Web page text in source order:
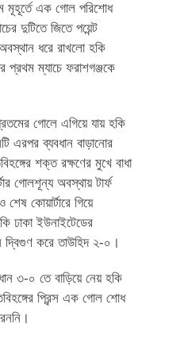
মূহূর্তে এক গোল পরিশোধ
দুটিতে জিতে পয়েন্ট
ধরে রাখলো হকি
প্রথম ম্যাচে ফরাশগঞ্জকে
গোলে এগিয়ে যায় হকি
এরপর ব্যবধান বাড়ানোর
শক্ত রক্ষণের মুখে বাধা
গোলশূন্য অবস্থায় টার্ফ
কোয়ার্টারে গিয়ে
ঢাকা ইউনাইটেডের
দ্বিগুণ করে তাউহিদ ২-০।
৩-০ তে বাড়িয়ে নেয় হকি
প্রিন্স এক গোল শোধ